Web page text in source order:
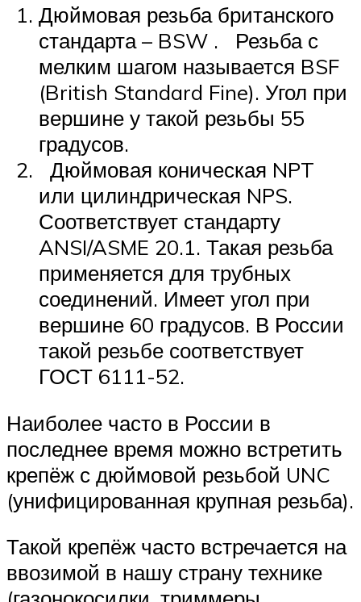
Дюймовая резьба британского
стандарта – BSW . Резьба с
мелким шагом называется BSF
(British Standard Fine). Угол при
вершине у такой резьбы 55
градусов.
Дюймовая коническая NPT
или цилиндрическая NPS.
Соответствует стандарту
ANSI/ASME 20.1. Такая резьба
применяется для трубных
соединений. Имеет угол при
вершине 60 градусов. В России
такой резьбе соответствует
ГОСТ 6111-52.
Наиболее часто в России в
последнее время можно встретить
крепёж с дюймовой резьбой UNC
(унифицированная крупная резьба).
Такой крепёж часто встречается на
ввозимой в нашу страну технике